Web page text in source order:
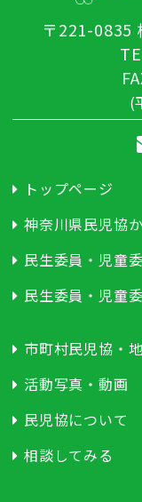
〒221-0835
(
トップページ
神奈川県民児協
民生委員・児童
民生委員・児童
市町村民児協・
活動写真・動画
民児協について
相談してみる